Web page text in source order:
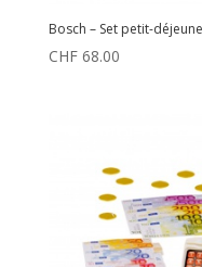
Bosch – Set petit-
CHF68.00